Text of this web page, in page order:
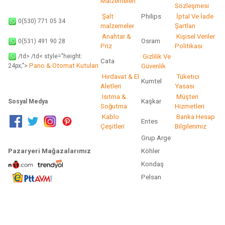
Sözleşmesi
0(530) 771 05 34
Şalt
malzemeler
Philips
İptal Ve İade
Şartları
0(531) 491 90 28
Anahtar &
Priz
Osram
Kişisel Veriler
Politikası
/td> /td< style="height:
24px;"> Pano & Otomat Kutuları
Cata
Gizlilik Ve
Güvenlik
Hırdavat & El
Aletleri
Kumtel
Tüketici
Yasası
Sosyal Medya
Isıtma &
Soğutma
Kaşkar
Müşteri
Hizmetleri
Kablo
Çeşitleri
Entes
Banka Hesap
Bilgilerimiz
Grup Arge
Pazaryeri Mağazalarımız
Köhler
Kondaş
Pelsan